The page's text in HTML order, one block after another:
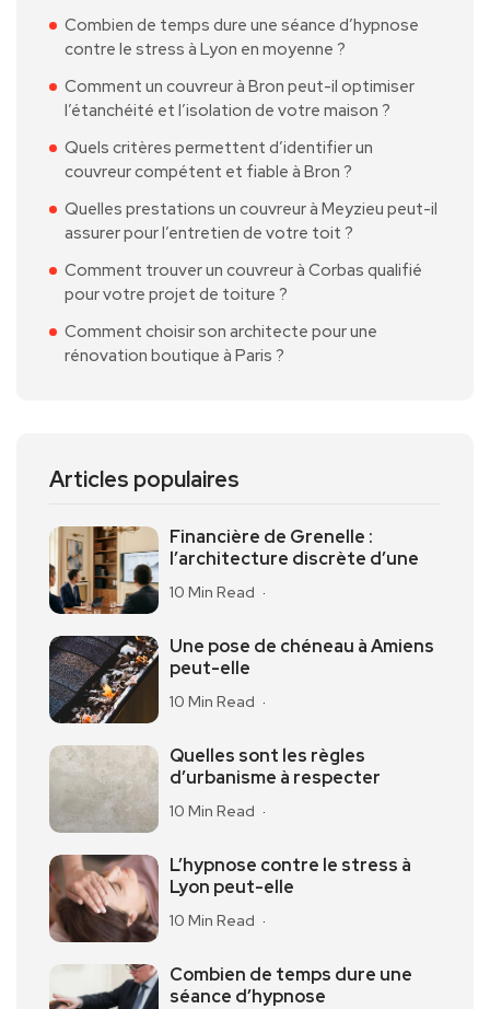
Combien de temps dure une séance d’hypnose
contre le stress à Lyon en moyenne ?
Comment un couvreur à Bron peut-il optimiser
l’étanchéité et l’isolation de votre maison ?
Quels critères permettent d’identifier un
couvreur compétent et fiable à Bron ?
Quelles prestations un couvreur à Meyzieu peut-il
assurer pour l’entretien de votre toit ?
Comment trouver un couvreur à Corbas qualifié
pour votre projet de toiture ?
Comment choisir son architecte pour une
rénovation boutique à Paris ?
Articles populaires
Financière de Grenelle :
l’architecture discrète d’une
10 Min Read
Une pose de chéneau à Amiens
peut-elle
10 Min Read
Quelles sont les règles
d’urbanisme à respecter
10 Min Read
L’hypnose contre le stress à
Lyon peut-elle
10 Min Read
Combien de temps dure une
séance d’hypnose